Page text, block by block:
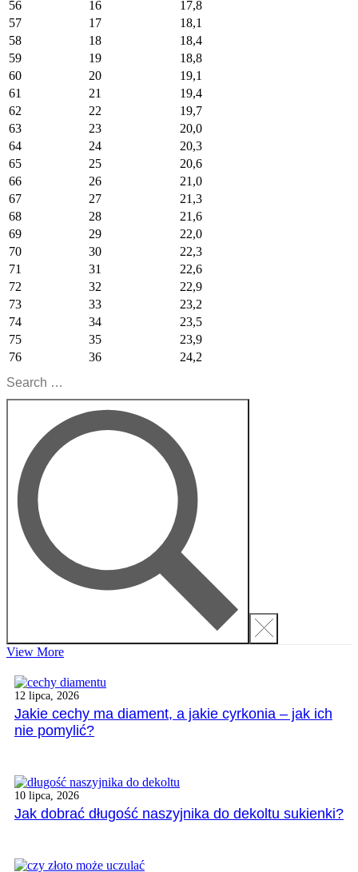
56 16
17,8
57
17
18,1
58
18
18,4
59
19
18,8
60
20
19,1
61
21
19,4
62
22
19,7
63
23
20,0
64
24
20,3
65
25
20,6
66
26
21,0
67
27
21,3
68
28
21,6
69
29
22,0
70
30
22,3
71
31
22,6
72
32
22,9
73
33
23,2
74
34
23,5
75
35
23,9
76
36 24,2
View More
12 lipca, 2026
Jakie cechy ma diament, a jakie cyrkonia – jak ich
nie pomylić?
10 lipca, 2026
Jak dobrać długość naszyjnika do dekoltu sukienki?